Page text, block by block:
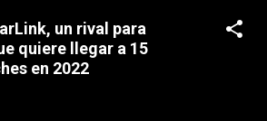
de autonomía si usamos la funda.
qué esconden estos auriculares
sus especificaciones técnicas y
principales. En Xataka Para
un rival para
quiere llegar a 15
en 2022